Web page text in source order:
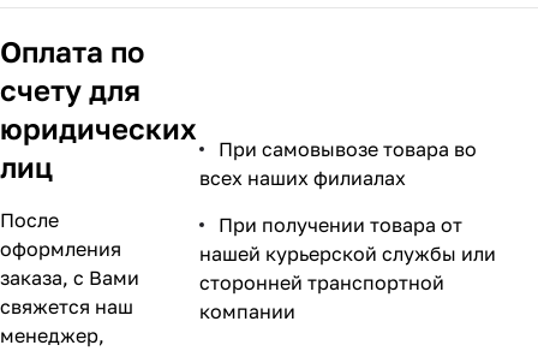
Оплата по
счету для
юридических
лиц
После
оформления
заказа, с Вами
свяжется наш
менеджер,
При самовывозе товара во
всех наших филиалах
При получении товара от
нашей курьерской службы или
сторонней транспортной
компании